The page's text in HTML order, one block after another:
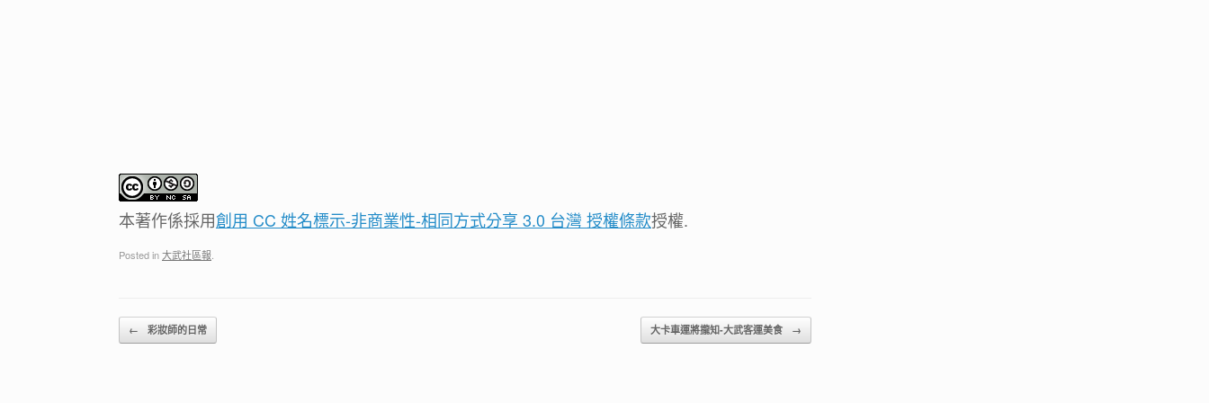
本著作係採用創用 CC 姓名標示-非商業性-相同方式分享 3.0 台灣 授權條款授權.
Posted in大武社區報
Post navigation
← 彩妝師的日常 大卡車運將攏知-大武客運美食 →